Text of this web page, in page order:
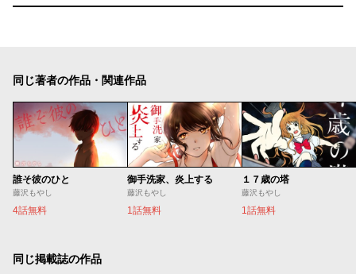
同じ著者の作品・関連作品
誰そ彼のひと
藤沢もやし
4話無料
御手洗家、炎上する
藤沢もやし
1話無料
１７歳の塔
藤沢もやし
1話無料
同じ掲載誌の作品